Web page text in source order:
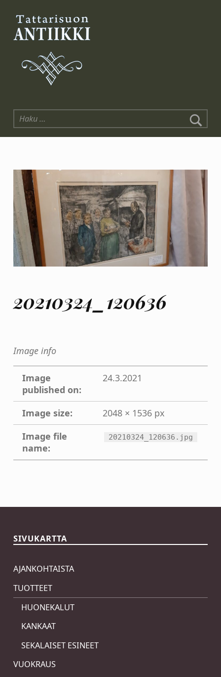
Tattarisuon Antiikki
Haku:
20210324_120636
Image info
Image
published on:
24.3.2021
Image size:
2048 × 1536 px
Image file
name:
20210324_120636.jpg
SIVUKARTTA
AJANKOHTAISTA
TUOTTEET
HUONEKALUT
KANKAAT
SEKALAISET ESINEET
VUOKRAUS